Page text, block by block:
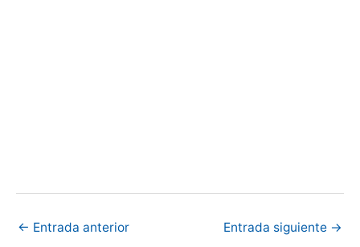
← Entrada anterior Entrada siguiente →